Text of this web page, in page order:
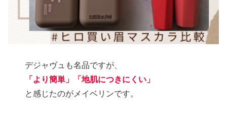
デジャヴュも名品ですが、
「より簡単」「地肌につきにく い 」
と感じたのがメイベリンです。